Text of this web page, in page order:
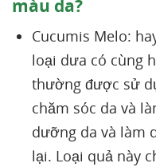
màu da?
Cucumis Melo:
loại dưa có cùng
thường được sử
chăm sóc da và
dưỡng da và làm
lại. Loại quả này